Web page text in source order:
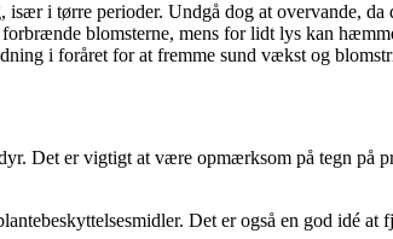
i tørre perioder. Undgå dog at overvande, da
blomsterne, mens for lidt lys kan
i foråret for at fremme sund vækst og
Det er vigtigt at være opmærksom på tegn på
Det er også en god idé